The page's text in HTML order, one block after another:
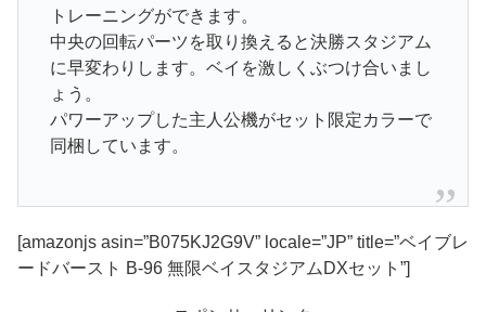
トレーニングができます。
中央の回転パーツを取り換えると決勝スタジアム
に早変わりします。ベイを激しくぶつけ合いまし
ょう。
パワーアップした主人公機がセット限定カラーで
同梱しています。
[amazonjs asin=”B075KJ2G9V” locale=”JP” title=”ベイブレ
ードバースト B-96 無限ベイスタジアムDXセット”]